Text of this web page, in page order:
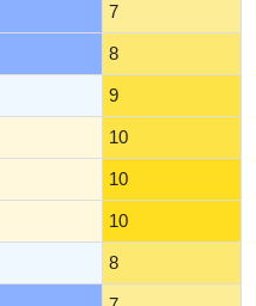
7
8
9
10
10
10
8